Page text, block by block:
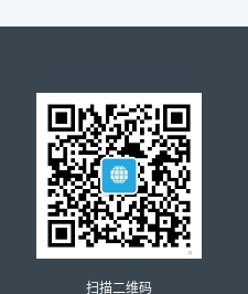
扫描二维码